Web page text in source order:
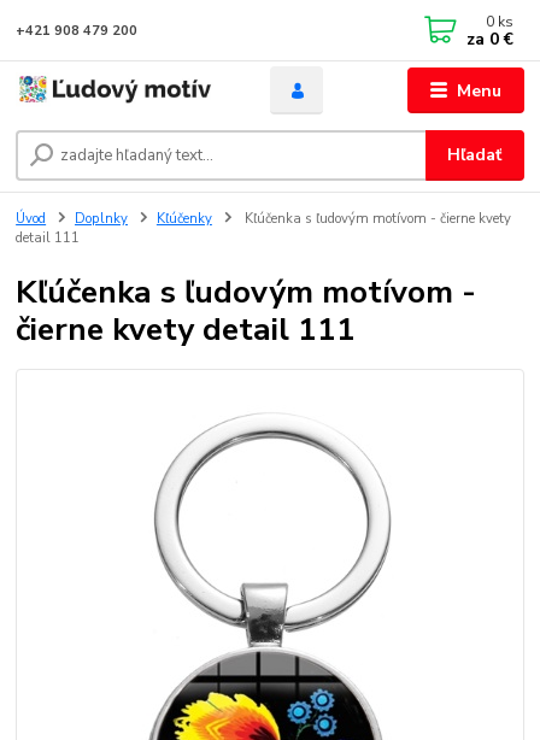
Menu
Hľadať
+421 908 479 200 0 ks
za 0 €
Úvod Doplnky Kľúčenky
Kľúčenka s ľudovým motívom - čierne kvety
detail 111
Kľúčenka s ľudovým motívom -
čierne kvety detail 111